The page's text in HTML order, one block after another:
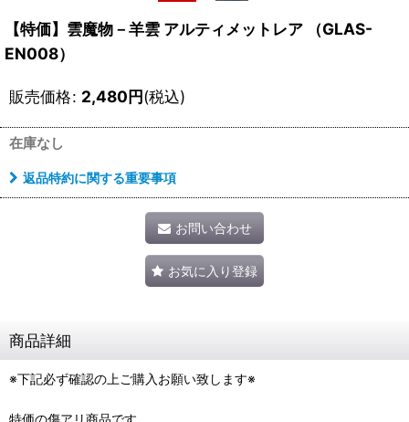
【特価】雲魔物－羊雲 アルティメットレア （GLAS-
EN008）
販売価格: 2,480円(税込)
在庫なし
返品特約に関する重要事項
お問い合わせ
お気に入り登録
商品詳細
※下記必ず確認の上ご購入お願い致します※
特価の傷アリ商品です。